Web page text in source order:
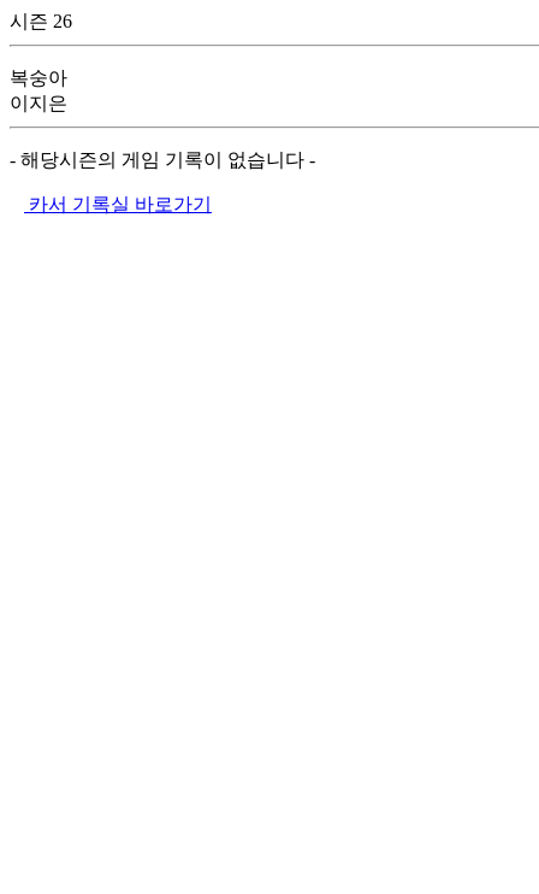
시즌 26
복숭아
이지은
- 해당시즌의 게임 기록이 없습니다 -
카서 기록실 바로가기